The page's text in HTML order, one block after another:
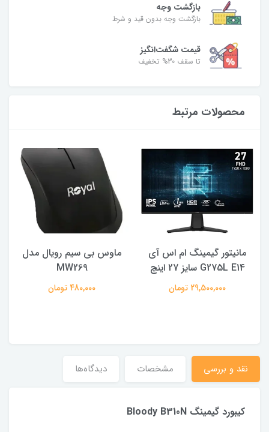
بازگشت وجه
بازگشت وجه بدون قید و شرط
قیمت شگفت‌انگیز
تا سقف 30% تخفیف
محصولات مرتبط
مانیتور گیمینگ ام اس آی
G275L E14 سایز 27 اینچ
29,500,000 تومان
ماوس بی سیم رویال مدل
MW269
480,000 تومان
نقد و بررسی مشخصات دیدگاه‌ها
کیبورد گیمینگ Bloody B310N